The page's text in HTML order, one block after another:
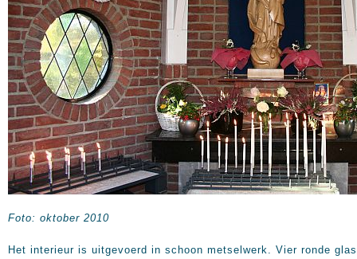
Foto: oktober 2010
Het interieur is uitgevoerd in schoon metselwerk. Vier ronde